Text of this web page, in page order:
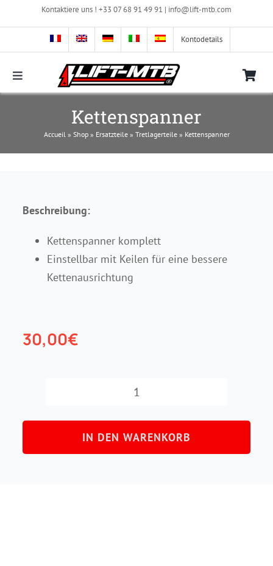
Inhalt
Kontaktiere uns ! +33 07 68 91 49 91 | info@lift-mtb.com
Kontodetails
Toggle
Navigation
Kompatibilität des LIFT-MTB-Kits mit meinem
Fahrrad
Kettenspanner
Accueil» Shop» Ersatzteile» Tretlagerteile» Kettenspanner
Beschreibung:
Kettenspanner komplett
Einstellbar mit Keilen für eine bessere
Kettenausrichtung
30,00€
Kettenspanner
Menge
IN DEN WARENKORB